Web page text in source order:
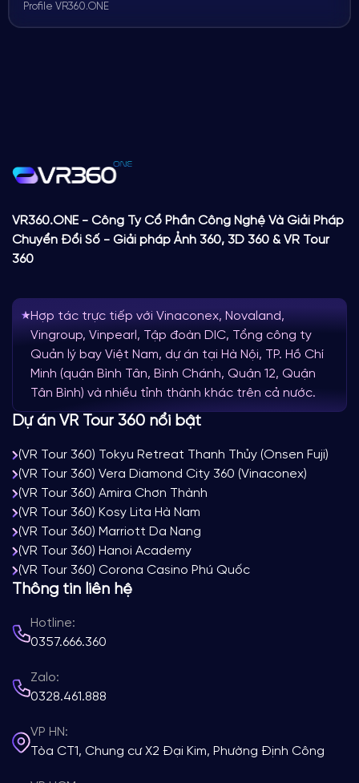
Profile VR360.ONE
VR360.ONE - Công Ty Cổ Phần Công Nghệ Và Giải Pháp
Chuyển Đổi Số - Giải pháp Ảnh 360, 3D 360 & VR Tour
360
Hợp tác trực tiếp với Vinaconex, Novaland,
Vingroup, Vinpearl, Tập đoàn DIC, Tổng công ty
Quản lý bay Việt Nam, dự án tại Hà Nội, TP. Hồ Chí
Minh (quận Bình Tân, Bình Chánh, Quận 12, Quận
Tân Bình) và nhiều tỉnh thành khác trên cả nước.
Dự án VR Tour 360 nổi bật
(VR Tour 360) Tokyu Retreat Thanh Thủy (Onsen Fuji)
(VR Tour 360) Vera Diamond City 360 (Vinaconex)
(VR Tour 360) Amira Chơn Thành
(VR Tour 360) Kosy Lita Hà Nam
(VR Tour 360) Marriott Da Nang
(VR Tour 360) Hanoi Academy
(VR Tour 360) Corona Casino Phú Quốc
Thông tin liên hệ
Hotline:
0357.666.360
Zalo:
0328.461.888
VP HN:
Tòa CT1, Chung cư X2 Đại Kim, Phường Định Công